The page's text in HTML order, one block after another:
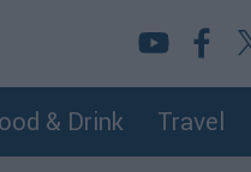
& Drink Travel